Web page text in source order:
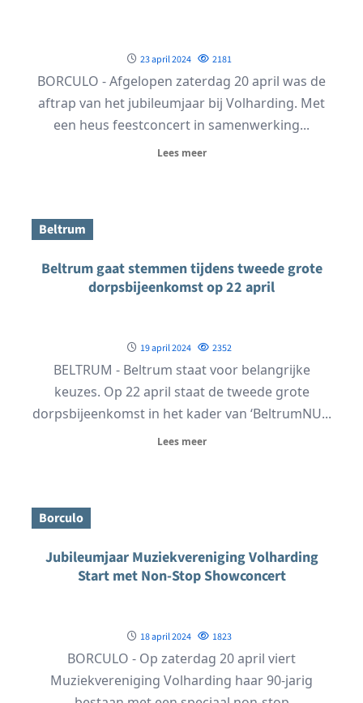
23 april 2024 2181
BORCULO - Afgelopen zaterdag 20 april was de
aftrap van het jubileumjaar bij Volharding. Met
een heus feestconcert in samenwerking...
Lees meer
Beltrum
Beltrum gaat stemmen tijdens tweede grote
dorpsbijeenkomst op 22 april
19 april 2024 2352
BELTRUM - Beltrum staat voor belangrijke
keuzes. Op 22 april staat de tweede grote
dorpsbijeenkomst in het kader van ‘BeltrumNU...
Lees meer
Borculo
Jubileumjaar Muziekvereniging Volharding
Start met Non-Stop Showconcert
18 april 2024 1823
BORCULO - Op zaterdag 20 april viert
Muziekvereniging Volharding haar 90-jarig